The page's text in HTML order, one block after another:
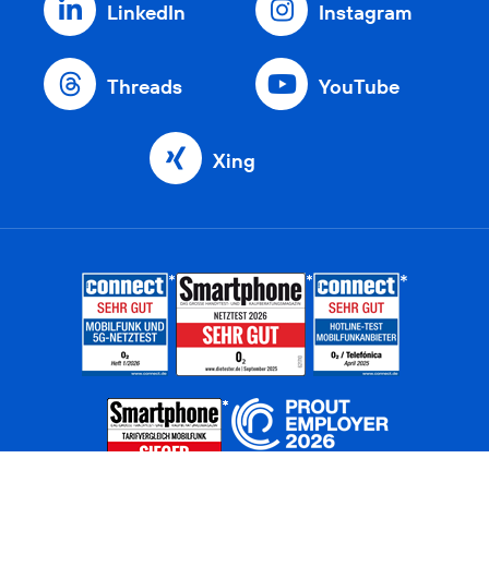
LinkedIn Instagram
Threads YouTube
Xing